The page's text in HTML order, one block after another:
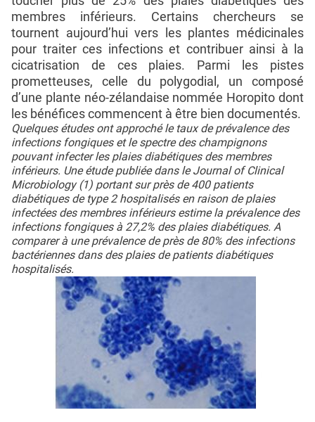
membres inférieurs. Certains chercheurs se
tournent aujourd’hui vers les plantes médicinales
pour traiter ces infections et contribuer ainsi à la
cicatrisation de ces plaies. Parmi les pistes
prometteuses, celle du polygodial, un composé
d’une plante néo-zélandaise nommée Horopito dont
les bénéfices commencent à être bien documentés.
Quelques études ont approché le taux de prévalence des
infections fongiques et le spectre des champignons
pouvant infecter les plaies diabétiques des membres
inférieurs. Une étude publiée dans le Journal of Clinical
Microbiology (1) portant sur près de 400 patients
diabétiques de type 2 hospitalisés en raison de plaies
infectées des membres inférieurs estime la prévalence des
infections fongiques à 27,2% des plaies diabétiques. A
comparer à une prévalence de près de 80% des infections
bactériennes dans des plaies de patients diabétiques
hospitalisés.